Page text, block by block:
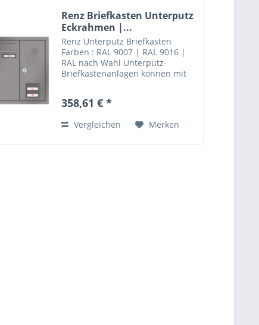
Renz Briefkasten Unterputz
Eckrahmen |...
Renz Unterputz Briefkasten
Farben : RAL 9007 | RAL 9016 |
RAL nach Wahl Unterputz-
Briefkastenanlagen können mit
werden. Der Rahmen ist auf
mm oder gegen...
358,61 € *
Vergleichen Merken